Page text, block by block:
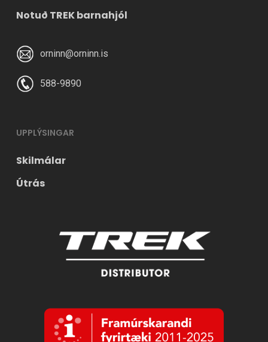
Notuð TREK barnahjól
orninn@orninn.is
588-9890
UPPLÝSINGAR
Skilmálar
Útrás